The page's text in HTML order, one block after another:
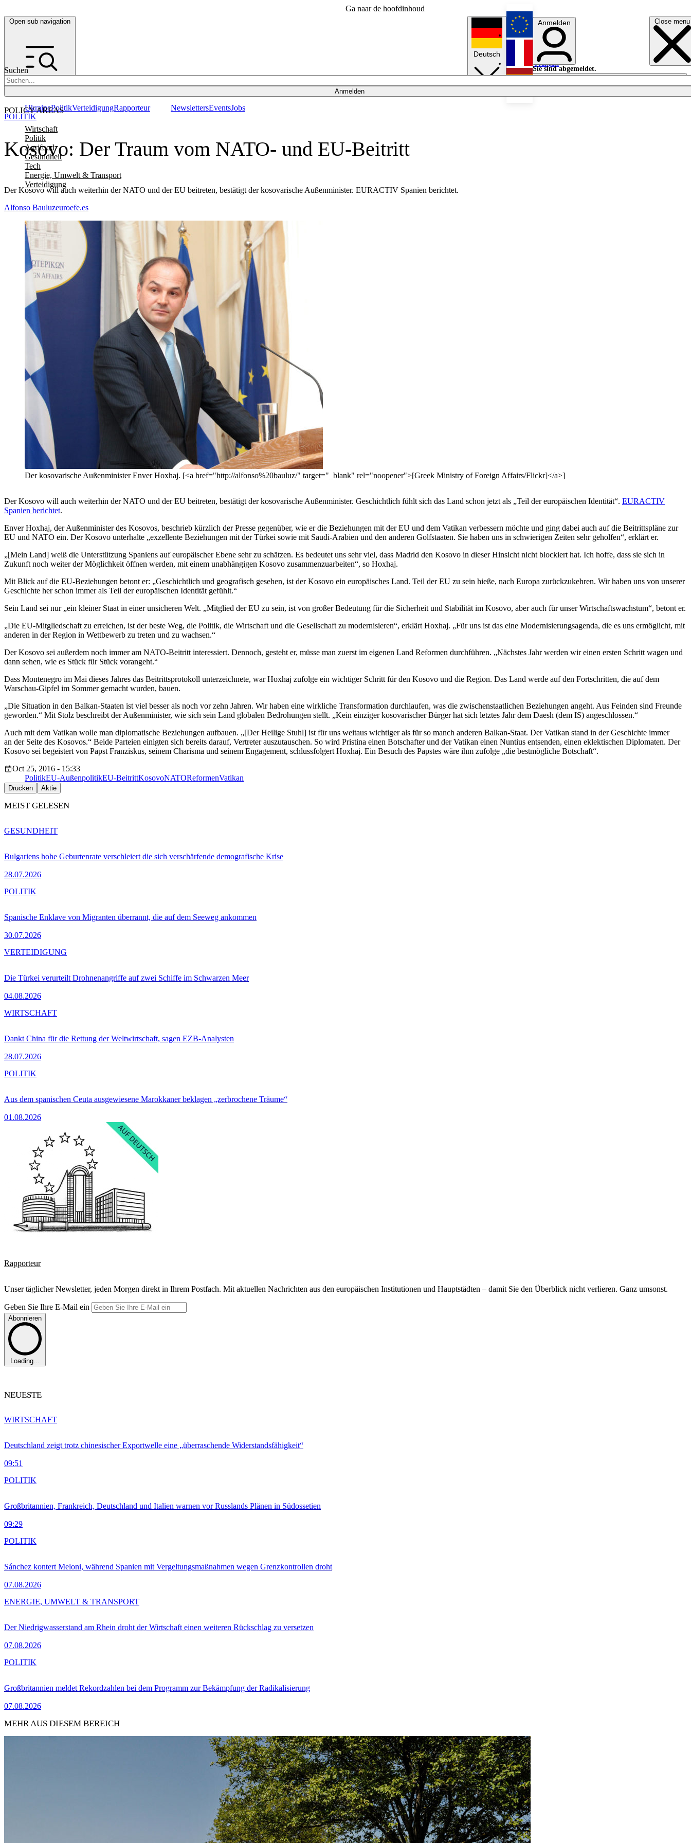
Ga naar de hoofdinhoud
Open sub navigation Close menu
Suchen
Anmelden
POLICY AREAS
Wirtschaft
Politik
Agrifood
Gesundheit
Tech
Energie, Umwelt & Transport
Verteidigung
UkrainePolitikVerteidigungRapporteur NewslettersEventsJobs
Deutsch
English
Français
Anmelden
Sie sind abgemeldet.
Anmelden
Licht aus
Kosovo: Der Traum vom NATO- und EU-Beitritt
Der Kosovo will auch weiterhin der NATO und der EU beitreten, bestätigt der kosovarische Außenminister. EURACTIV Spanien berichtet.
POLITIK
Alfonso Bauluzeuroefe.es
Der kosovarische Außenminister Enver Hoxhaj. [<a href="http://alfonso%20bauluz/" target="_blank" rel="noopener">[Greek Ministry of Foreign Affairs/Flickr]</a>]
Der Kosovo will auch weiterhin der NATO und der EU beitreten, bestätigt der kosovarische Außenminister. Geschichtlich fühlt sich das Land schon jetzt als „Teil der europäischen Identität“. EURACTIV
Spanien berichtet.
Enver Hoxhaj, der Außenminister des Kosovos, beschrieb kürzlich der Presse gegenüber, wie er die Beziehungen mit der EU und dem Vatikan verbessern möchte und ging dabei auch auf die Beitrittspläne zur
EU und NATO ein. Der Kosovo unterhalte „exzellente Beziehungen mit der Türkei sowie mit Saudi-Arabien und den anderen Golfstaaten. Sie haben uns in schwierigen Zeiten sehr geholfen“, erklärt er.
„[Mein Land] weiß die Unterstützung Spaniens auf europäischer Ebene sehr zu schätzen. Es bedeutet uns sehr viel, dass Madrid den Kosovo in dieser Hinsicht nicht blockiert hat. Ich hoffe, dass sie sich in
Zukunft noch weiter der Möglichkeit öffnen werden, mit einem unabhängigen Kosovo zusammenzuarbeiten“, so Hoxhaj.
Mit Blick auf die EU-Beziehungen betont er: „Geschichtlich und geografisch gesehen, ist der Kosovo ein europäisches Land. Teil der EU zu sein hieße, nach Europa zurückzukehren. Wir haben uns von unserer
Geschichte her schon immer als Teil der europäischen Identität gefühlt.“
Sein Land sei nur „ein kleiner Staat in einer unsicheren Welt. „Mitglied der EU zu sein, ist von großer Bedeutung für die Sicherheit und Stabilität im Kosovo, aber auch für unser Wirtschaftswachstum“, betont er.
„Die EU-Mitgliedschaft zu erreichen, ist der beste Weg, die Politik, die Wirtschaft und die Gesellschaft zu modernisieren“, erklärt Hoxhaj. „Für uns ist das eine Modernisierungsagenda, die es uns ermöglicht, mit
anderen in der Region in Wettbewerb zu treten und zu wachsen.“
Der Kosovo sei außerdem noch immer am NATO-Beitritt interessiert. Dennoch, gesteht er, müsse man zuerst im eigenen Land Reformen durchführen. „Nächstes Jahr werden wir einen ersten Schritt wagen und
dann sehen, wie es Stück für Stück vorangeht.“
Dass Montenegro im Mai dieses Jahres das Beitrittsprotokoll unterzeichnete, war Hoxhaj zufolge ein wichtiger Schritt für den Kosovo und die Region. Das Land werde auf den Fortschritten, die auf dem
Warschau-Gipfel im Sommer gemacht wurden, bauen.
„Die Situation in den Balkan-Staaten ist viel besser als noch vor zehn Jahren. Wir haben eine wirkliche Transformation durchlaufen, was die zwischenstaatlichen Beziehungen angeht. Aus Feinden sind Freunde
geworden.“ Mit Stolz beschreibt der Außenminister, wie sich sein Land globalen Bedrohungen stellt. „Kein einziger kosovarischer Bürger hat sich letztes Jahr dem Daesh (dem IS) angeschlossen.“
Auch mit dem Vatikan wolle man diplomatische Beziehungen aufbauen. „[Der Heilige Stuhl] ist für uns weitaus wichtiger als für so manch anderen Balkan-Staat. Der Vatikan stand in der Geschichte immer
an der Seite des Kosovos.“ Beide Parteien einigten sich bereits darauf, Vertreter auszutauschen. So wird Pristina einen Botschafter und der Vatikan einen Nuntius entsenden, einen eklektischen Diplomaten. Der
Kosovo sei begeistert von Papst Franziskus, seinem Charisma und seinem Engagement, schlussfolgert Hoxhaj. Ein Besuch des Papstes wäre ihm zufolge „die bestmögliche Botschaft“.
Oct 25, 2016 - 15:33
PolitikEU-AußenpolitikEU-BeitrittKosovoNATOReformenVatikan
Drucken Aktie
MEIST GELESEN
Bulgariens hohe Geburtenrate verschleiert die sich verschärfende demografische Krise
28.07.2026
GESUNDHEIT
Spanische Enklave von Migranten überrannt, die auf dem Seeweg ankommen
30.07.2026
POLITIK
Die Türkei verurteilt Drohnenangriffe auf zwei Schiffe im Schwarzen Meer
04.08.2026
VERTEIDIGUNG
Dankt China für die Rettung der Weltwirtschaft, sagen EZB-Analysten
28.07.2026
WIRTSCHAFT
Aus dem spanischen Ceuta ausgewiesene Marokkaner beklagen „zerbrochene Träume“
01.08.2026
POLITIK
Rapporteur
Unser täglicher Newsletter, jeden Morgen direkt in Ihrem Postfach. Mit aktuellen Nachrichten aus den europäischen Institutionen und Hauptstädten – damit Sie den Überblick nicht verlieren. Ganz umsonst.
Geben Sie Ihre E-Mail ein
Abonnieren
Loading...
NEUESTE
Deutschland zeigt trotz chinesischer Exportwelle eine „überraschende Widerstandsfähigkeit“
09:51
WIRTSCHAFT
Großbritannien, Frankreich, Deutschland und Italien warnen vor Russlands Plänen in Südossetien
09:29
POLITIK
Sánchez kontert Meloni, während Spanien mit Vergeltungsmaßnahmen wegen Grenzkontrollen droht
07.08.2026
POLITIK
Der Niedrigwasserstand am Rhein droht der Wirtschaft einen weiteren Rückschlag zu versetzen
07.08.2026
ENERGIE, UMWELT & TRANSPORT
Großbritannien meldet Rekordzahlen bei dem Programm zur Bekämpfung der Radikalisierung
07.08.2026
POLITIK
MEHR AUS DIESEM BEREICH